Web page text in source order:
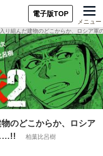
電子版TOP
メニュー
入り組んだ建物のどこからか、ロシア
のどこからか、ロシア
柏葉比呂樹